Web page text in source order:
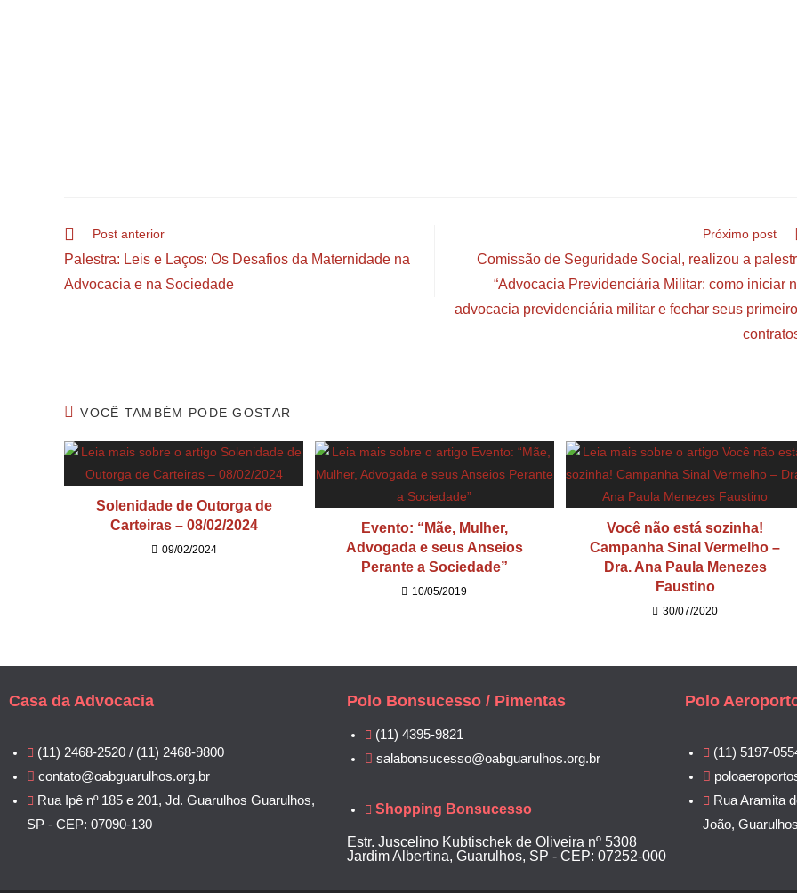
Post anterior
Palestra: Leis e Laços: Os Desafios da Maternidade na
Advocacia e na Sociedade
Próximo post
Comissão de Seguridade Social, realizou a
“Advocacia Previdenciária Militar: como iniciar
advocacia previdenciária militar e fechar seus
VOCÊ TAMBÉM PODE GOSTAR
Solenidade de Outorga de
Carteiras – 08/02/2024
09/02/2024
Evento: “Mãe, Mulher,
Advogada e seus Anseios
Perante a Sociedade”
10/05/2019
Você não está sozinha!
Campanha Sinal Vermelho –
Dra. Ana Paula Menezes
Faustino
30/07/2020
Casa da Advocacia
(11) 2468-2520 / (11) 2468-9800
contato@oabguarulhos.org.br
Rua Ipê nº 185 e 201, Jd. Guarulhos Guarulhos,
SP - CEP: 07090-130
Polo Bonsucesso / Pimentas
(11) 4395-9821
salabonsucesso@oabguarulhos.org.br
Shopping Bonsucesso
Estr. Juscelino Kubtischek de Oliveira nº 5308
Jardim Albertina, Guarulhos, SP - CEP: 07252-000
Polo
(11) 5197-
Rua Aramita
João,